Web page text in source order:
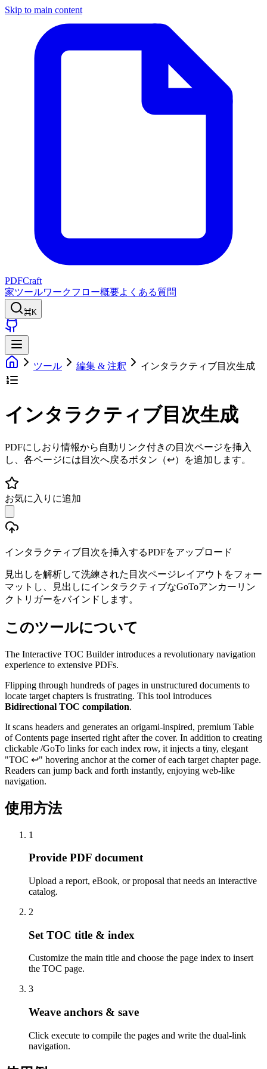
Skip to main content
PDFCraft
家ツールワークフロー概要よくある質問
⌘K
ツール 編集 & 注釈 インタラクティブ目次生成
インタラクティブ目次生成
PDFにしおり情報から自動リンク付きの目次ページを挿入
し、各ページには目次へ戻るボタン（↩）を追加します。
お気に入りに追加
インタラクティブ目次を挿入するPDFをアップロード
見出しを解析して洗練された目次ページレイアウトをフォー
マットし、見出しにインタラクティブなGoToアンカーリン
クトリガーをバインドします。
このツールについて
The Interactive TOC Builder introduces a revolutionary navigation
experience to extensive PDFs.
Flipping through hundreds of pages in unstructured documents to
locate target chapters is frustrating. This tool introduces
Bidirectional TOC compilation.
It scans headers and generates an origami-inspired, premium Table
of Contents page inserted right after the cover. In addition to creating
clickable /GoTo links for each index row, it injects a tiny, elegant
"TOC ↩" hovering anchor at the corner of each target chapter page.
Readers can jump back and forth instantly, enjoying web-like
navigation.
使用方法
1
Provide PDF document
Upload a report, eBook, or proposal that needs an interactive
catalog.
2
Set TOC title & index
Customize the main title and choose the page index to insert
the TOC page.
3
Weave anchors & save
Click execute to compile the pages and write the dual-link
navigation.